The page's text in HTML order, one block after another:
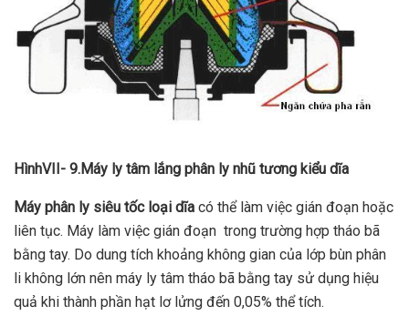
HìnhVII- 9.Máy ly tâm lắng phân ly nhũ tương kiểu dĩa
Máy phân ly siêu tốc loại dĩa có thể làm việc gián đoạn hoặc
liên tục. Máy làm việc gián đoạn trong trường hợp tháo bã
bằng tay. Do dung tích khoảng không gian của lớp bùn phân
li không lớn nên máy ly tâm tháo bã bằng tay sử dụng hiệu
quả khi thành phần hạt lơ lửng đến 0,05% thể tích.